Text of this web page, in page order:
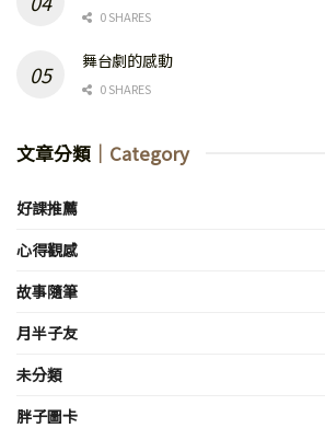
0 SHARES
舞台劇的感動
0 SHARES
文章分類 ｜Category
好課推薦
心得觀感
故事隨筆
月半子友
未分類
胖子圖卡